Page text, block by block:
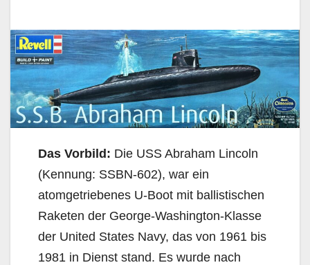
Das Vorbild: Die USS Abraham Lincoln
(Kennung: SSBN-602), war ein
atomgetriebenes U-Boot mit ballistischen
Raketen der George-Washington-Klasse
der United States Navy, das von 1961 bis
1981 in Dienst stand. Es wurde nach